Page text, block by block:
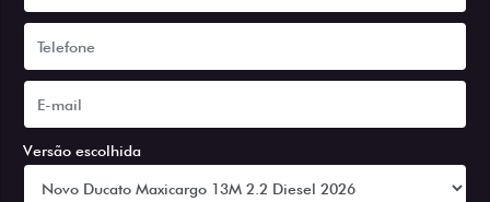
Versão escolhida